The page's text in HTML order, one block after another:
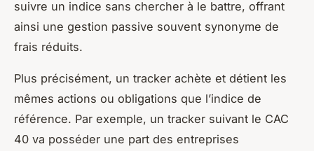
suivre un indice sans chercher à le battre, offrant
ainsi une gestion passive souvent synonyme de
frais réduits.
Plus précisément, un tracker achète et détient les
mêmes actions ou obligations que l’indice de
référence. Par exemple, un tracker suivant le CAC
40 va posséder une part des entreprises